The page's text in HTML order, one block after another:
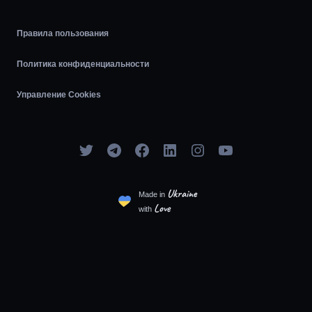
Правила пользования
Политика конфиденциальности
Управление Cookies
Made in Ukraine
with Love